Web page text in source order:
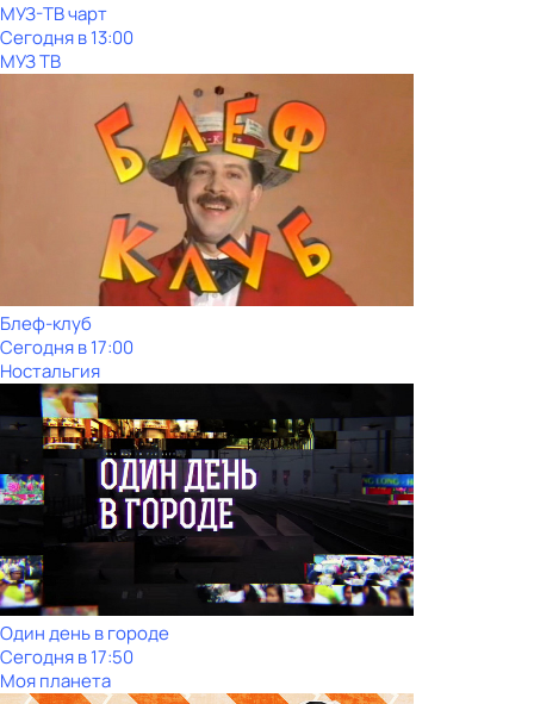
МУЗ-ТВ чарт
Сегодня в 13:00
МУЗ ТВ
Блеф-клуб
Сегодня в 17:00
Ностальгия
Один день в городе
Сегодня в 17:50
Моя планета